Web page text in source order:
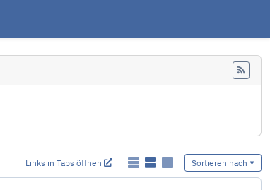
Links in Tabs öffnen Sortieren nach